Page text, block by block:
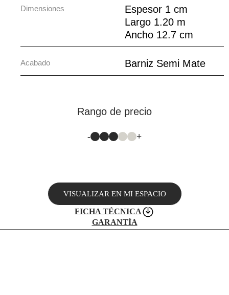
Dimensiones
Espesor 1 cm
Largo 1.20 m
Ancho 12.7 cm
Acabado Barniz Semi Mate
Rango de precio
- +
VISUALIZAR EN MI ESPACIO
FICHA TÉCNICA
GARANTÍA